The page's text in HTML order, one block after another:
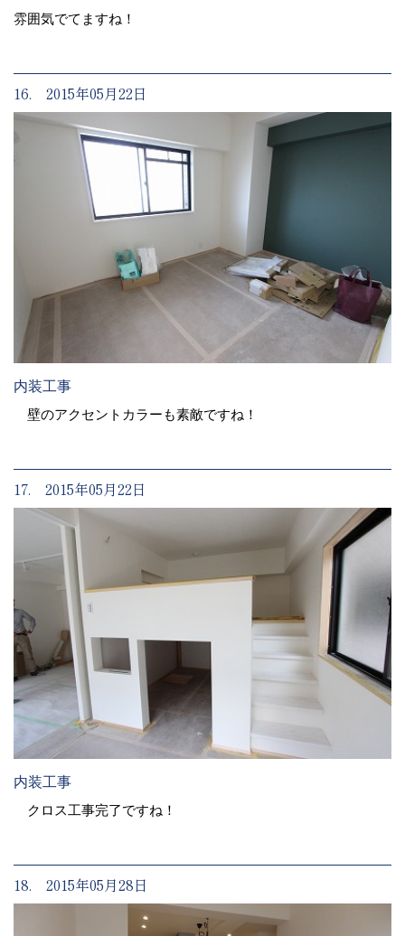
雰囲気でてますね！
16. 2015年05月22日
内装工事
壁のアクセントカラーも素敵ですね！
17. 2015年05月22日
内装工事
クロス工事完了ですね！
18. 2015年05月28日